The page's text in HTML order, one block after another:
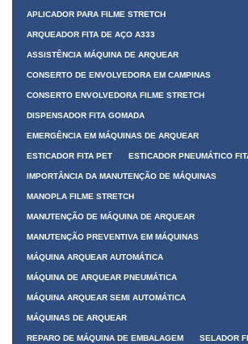
APLICADOR PARA FILME STRETCH
ARQUEADOR FITA DE AÇO A333
ASSISTÊNCIA MÁQUINA DE ARQUEAR
CONSERTO DE ENVOLVEDORA EM CAMPINAS
CONSERTO ENVOLVEDORA FILME STRETCH
DISPENSADOR FITA GOMADA
EMERGÊNCIA EM MÁQUINAS DE ARQUEAR
ESTICADOR FITA PET ESTICADOR PNEUMÁTICO
IMPORTÂNCIA DA MANUTENÇÃO DE MÁQUINAS
MANOPLA FILME STRETCH
MANUTENÇÃO DE MÁQUINA DE ARQUEAR
MANUTENÇÃO PREVENTIVA EM MÁQUINAS
MÁQUINA ARQUEAR AUTOMÁTICA
MÁQUINA DE ARQUEAR PNEUMÁTICA
MÁQUINA ARQUEAR SEMI AUTOMÁTICA
MÁQUINAS DE ARQUEAR
REPARO DE MÁQUINA DE EMBALAGEM SELADOR